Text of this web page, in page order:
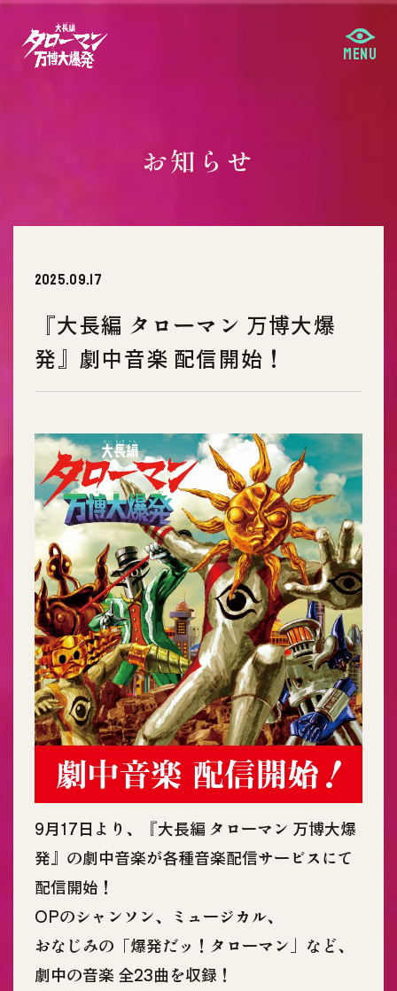
お知らせ
2025.09.17
『大長編 タローマン 万博大爆
発』劇中音楽 配信開始！
9月17日より、『大長編 タローマン 万博大爆
発』の劇中音楽が各種音楽配信サービスにて
配信開始！
OPのシャンソン、ミュージカル、
おなじみの「爆発だッ！タローマン」など、
劇中の音楽 全23曲を収録！